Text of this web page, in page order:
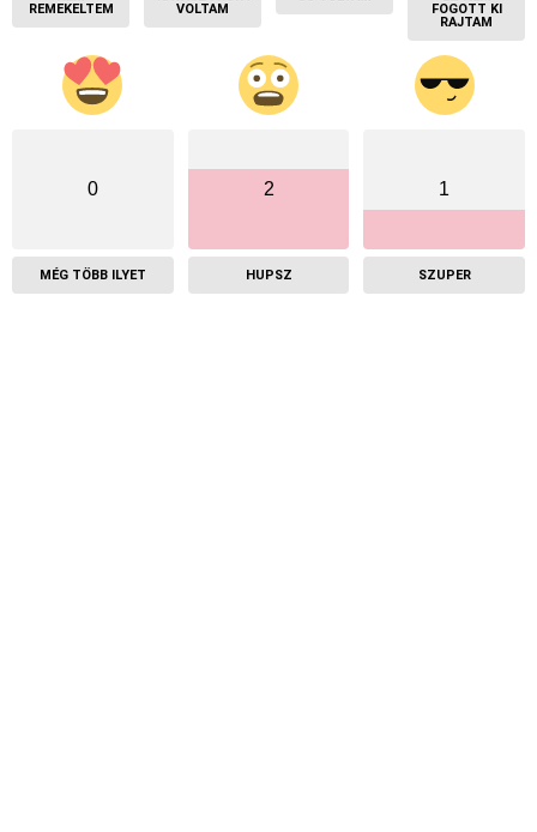
REMEKELTEM
VOLTAM
FOGOTT KI
RAJTAM
0
MÉG TÖBB ILYET
2
HUPSZ
1
SZUPER